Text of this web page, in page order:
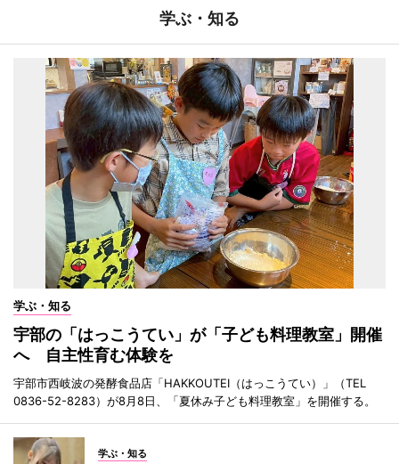
学ぶ・知る
学ぶ・知る
宇部の「はっこうてい」が「子ども料理教室」開催
へ 自主性育む体験を
宇部市西岐波の発酵食品店「HAKKOUTEI（はっこうてい）」（TEL
0836-52-8283）が8月8日、「夏休み子ども料理教室」を開催する。
学ぶ・知る